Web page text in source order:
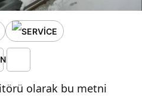
olarak bu metni